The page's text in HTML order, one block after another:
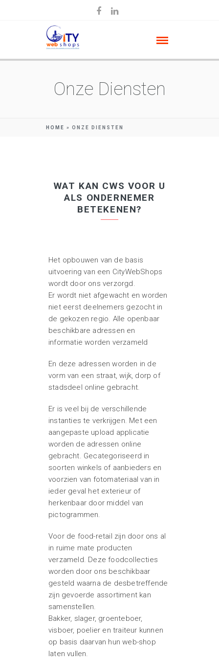
Onze Diensten
HOME » ONZE DIENSTEN
WAT KAN CWS VOOR U
ALS ONDERNEMER
BETEKENEN?
Het opbouwen van de basis
uitvoering van een CityWebShops
wordt door ons verzorgd.
Er wordt niet afgewacht en worden
niet eerst deelnemers gezocht in
de gekozen regio. Alle openbaar
beschikbare adressen en
informatie worden verzameld
En deze adressen worden in de
vorm van een straat, wijk, dorp of
stadsdeel online gebracht.
Er is veel bij de verschillende
instanties te verkrijgen. Met een
aangepaste upload applicatie
worden de adressen online
gebracht. Gecategoriseerd in
soorten winkels of aanbieders en
voorzien van fotomateriaal van in
ieder geval het exterieur of
herkenbaar door middel van
pictogrammen.
Voor de food-retail zijn door ons al
in ruime mate producten
verzameld. Deze foodcollecties
worden door ons beschikbaar
gesteld waarna de desbetreffende
zijn gevoerde assortiment kan
samenstellen.
Bakker, slager, groenteboer,
visboer, poelier en traiteur kunnen
op basis daarvan hun web-shop
laten vullen.